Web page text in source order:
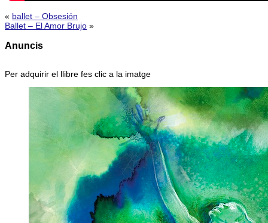
« ballet – Obsesión
Ballet – El Amor Brujo »
Anuncis
Per adquirir el llibre fes clic a la imatge